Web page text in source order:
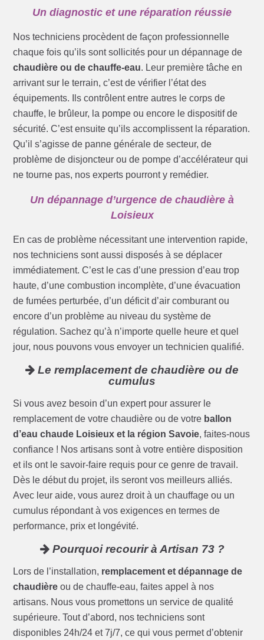
Un diagnostic et une réparation réussie
Nos techniciens procèdent de façon professionnelle
chaque fois qu’ils sont sollicités pour un dépannage de
chaudière ou de chauffe-eau. Leur première tâche en
arrivant sur le terrain, c’est de vérifier l’état des
équipements. Ils contrôlent entre autres le corps de
chauffe, le brûleur, la pompe ou encore le dispositif de
sécurité. C’est ensuite qu’ils accomplissent la réparation.
Qu’il s’agisse de panne générale de secteur, de
problème de disjoncteur ou de pompe d’accélérateur qui
ne tourne pas, nos experts pourront y remédier.
Un dépannage d’urgence de chaudière à
Loisieux
En cas de problème nécessitant une intervention rapide,
nos techniciens sont aussi disposés à se déplacer
immédiatement. C’est le cas d’une pression d’eau trop
haute, d’une combustion incomplète, d’une évacuation
de fumées perturbée, d’un déficit d’air comburant ou
encore d’un problème au niveau du système de
régulation. Sachez qu’à n’importe quelle heure et quel
jour, nous pouvons vous envoyer un technicien qualifié.
Le remplacement de chaudière ou de
cumulus
Si vous avez besoin d’un expert pour assurer le
remplacement de votre chaudière ou de votre ballon
d’eau chaude Loisieux et la région Savoie, faites-nous
confiance ! Nos artisans sont à votre entière disposition
et ils ont le savoir-faire requis pour ce genre de travail.
Dès le début du projet, ils seront vos meilleurs alliés.
Avec leur aide, vous aurez droit à un chauffage ou un
cumulus répondant à vos exigences en termes de
performance, prix et longévité.
Pourquoi recourir à Artisan 73 ?
Lors de l’installation, remplacement et dépannage de
chaudière ou de chauffe-eau, faites appel à nos
artisans. Nous vous promettons un service de qualité
supérieure. Tout d’abord, nos techniciens sont
disponibles 24h/24 et 7j/7, ce qui vous permet d’obtenir